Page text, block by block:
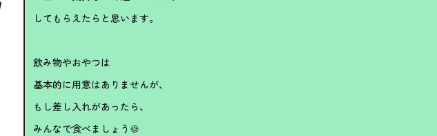
してもらえたらと思います。
飲み物やおやつは
基本的に用意はありませんが、
もし差し入れがあったら、
みんなで食べましょう🍪